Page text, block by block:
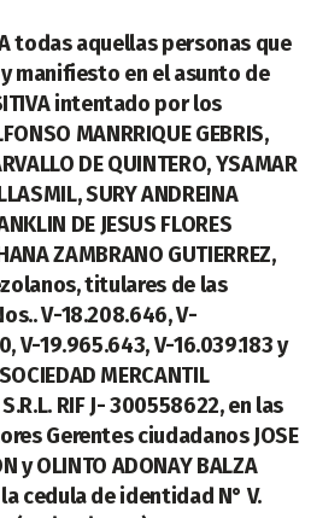
A todas aquellas personas que
manifiesto en el asunto de
intentado por los
MANRRIQUE GEBRIS,
DE QUINTERO, YSAMAR
SURY ANDREINA
DE JESUS FLORES
ZAMBRANO GUTIERREZ,
titulares de las
V-18.208.646, V-
V-19.965.643, V-16.039.183 y
MERCANTIL
S.R.L. RIF J- 300558622, en las
Gerentes ciudadanos JOSE
y OLINTO ADONAY BALZA
cedula de identidad N° V.